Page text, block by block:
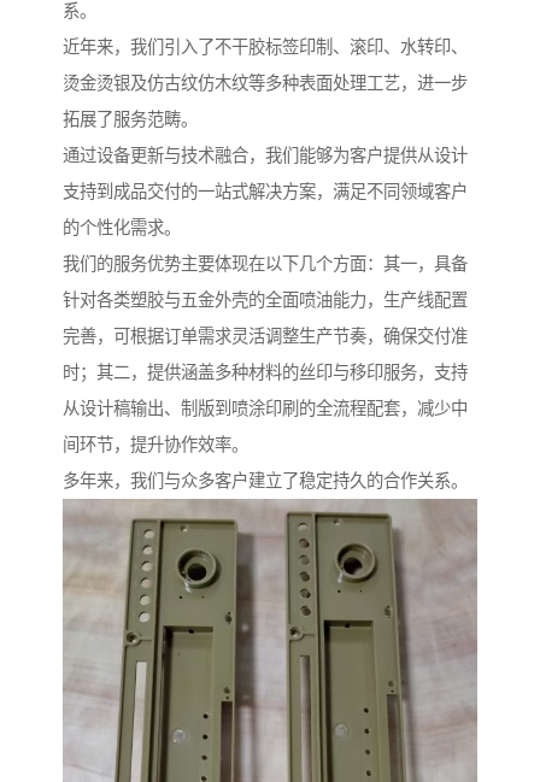
系。
近年来，我们引入了不干胶标签印制、滚印、水转印、
烫金烫银及仿古纹仿木纹等多种表面处理工艺，进一步
拓展了服务范畴。
通过设备更新与技术融合，我们能够为客户提供从设计
支持到成品交付的一站式解决方案，满足不同领域客户
的个性化需求。
我们的服务优势主要体现在以下几个方面：其一，具备
针对各类塑胶与五金外壳的全面喷油能力，生产线配置
完善，可根据订单需求灵活调整生产节奏，确保交付准
时；其二，提供涵盖多种材料的丝印与移印服务，支持
从设计稿输出、制版到喷涂印刷的全流程配套，减少中
间环节，提升协作效率。
多年来，我们与众多客户建立了稳定持久的合作关系。